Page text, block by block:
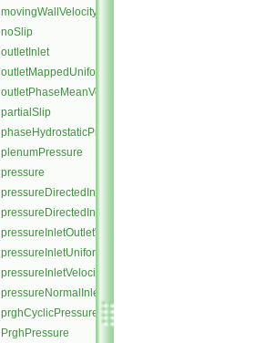
movingWallVelocity
noSlip
outletInlet
outletMappedUniformInlet
outletPhaseMeanVelocity
partialSlip
phaseHydrostaticPressure
plenumPressure
pressure
pressureDirectedInletOutletVelocity
pressureDirectedInletVelocity
pressureInletOutletVelocity
pressureInletUniformVelocity
pressureInletVelocity
pressureNormalInletOutletVelocity
prghCyclicPressure
PrghPressure